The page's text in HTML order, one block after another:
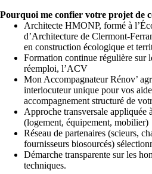
Pourquoi me confier votre projet de
Architecte HMONP, formé à
d’Architecture de Clermont-
en construction écologique et
Formation continue régulière sur
réemploi, l’ACV
Mon Accompagnateur Rénov’
interlocuteur unique pour vos
accompagnement structuré de
Approche transversale appliquée
(logement, équipement, mobilier)
Réseau de partenaires (scieurs,
fournisseurs biosourcés)
Démarche transparente sur les
techniques.